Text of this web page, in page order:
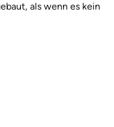
als wenn es kein